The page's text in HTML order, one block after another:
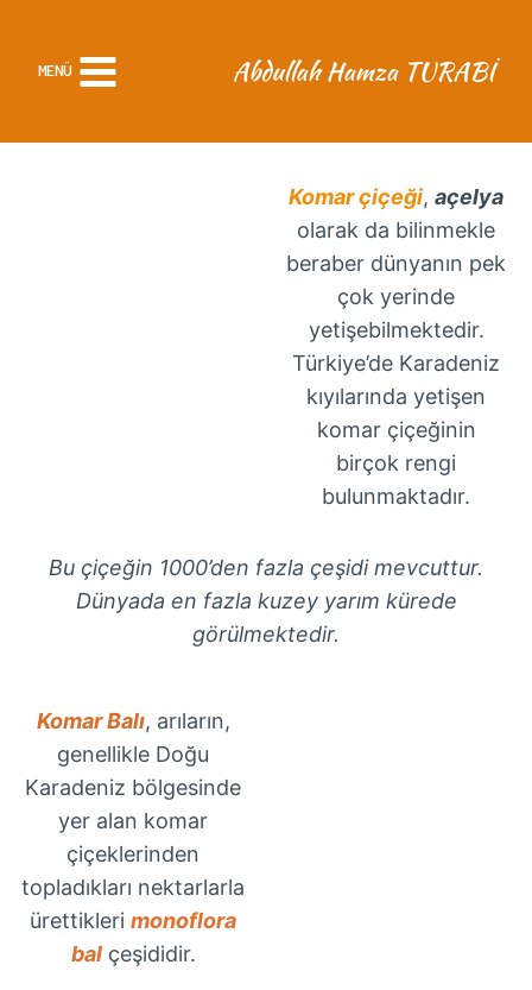
content
MENÜ
Komar çiçeği,açelya
olarak da bilinmekle
beraber dünyanın pek
çok yerinde
yetişebilmektedir.
Türkiye’de Karadeniz
kıyılarında yetişen
komar çiçeğinin
birçok rengi
bulunmaktadır.
Bu çiçeğin 1000’den fazla çeşidi mevcuttur.
Dünyada en fazla kuzey yarım kürede
görülmektedir.
Komar Balı, arıların,
genellikle Doğu
Karadeniz bölgesinde
yer alan komar
çiçeklerinden
topladıkları nektarlarla
ürettikleri monoflora
balçeşididir.